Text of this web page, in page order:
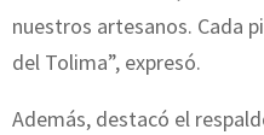
nuestros artesanos. Cada
del Tolima”, expresó.
Además, destacó el